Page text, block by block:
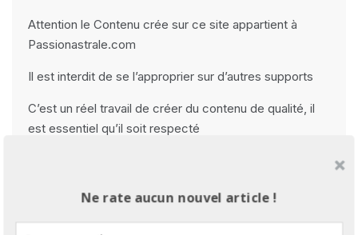
Attention le Contenu crée sur ce site appartient à
Passionastrale.com
Il est interdit de se l’approprier sur d’autres supports
C’est un réel travail de créer du contenu de qualité, il
est essentiel qu’il soit respecté
Me Contacter
passionastrale@gmail.com
Ne rate aucun nouvel article !